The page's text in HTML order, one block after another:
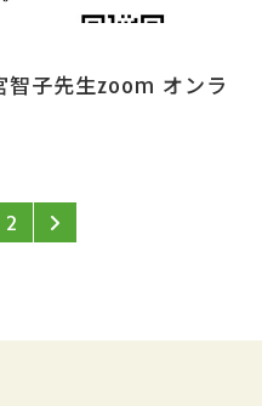
智子先生zoom オンラ
2